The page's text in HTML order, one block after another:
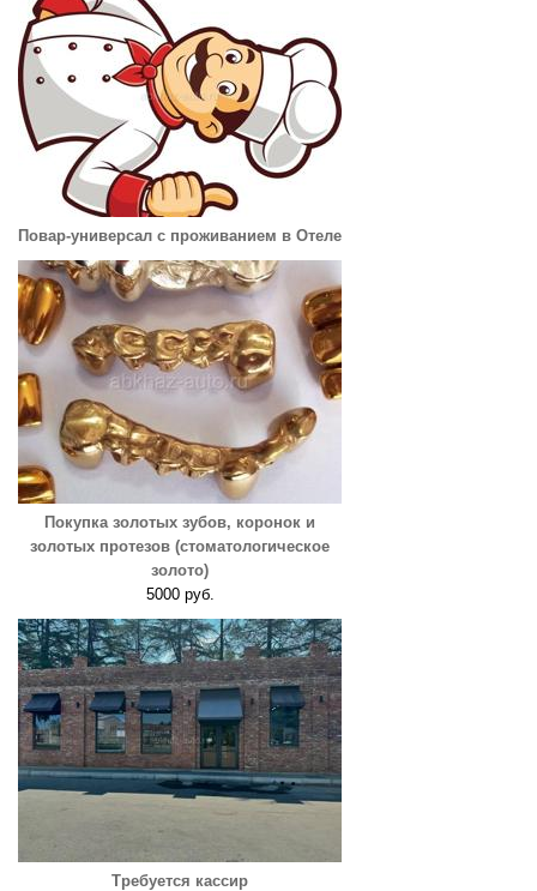
Повар-универсал с проживанием в Отеле
Покупка золотых зубов, коронок и
золотых протезов (стоматологическое
золото)
5000 руб.
Требуется кассир